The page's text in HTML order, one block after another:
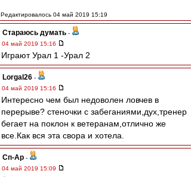
Редактировалось 04 май 2019 15:19
Стараюсь думать -
04 май 2019 15:16
Играют Урал 1 -Урал 2
Lorgal26 -
04 май 2019 15:16
Интересно чем был недоволен ловчев в
перерыве? стеночки с забеганиями,дух,тренер
бегает на поклон к ветеранам,отлично же
все.Как вся эта свора и хотела.
Сп-Ар -
04 май 2019 15:09